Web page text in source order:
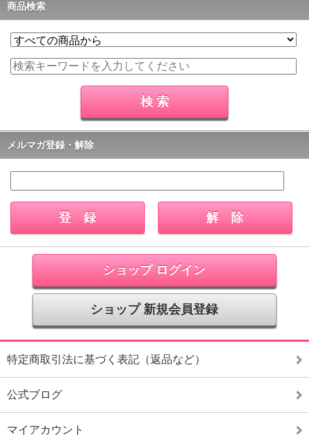
商品検索
メルマガ登録・解除
ショップ ログイン
ショップ 新規会員登録
特定商取引法に基づく表記（返品など）
公式ブログ
マイアカウント